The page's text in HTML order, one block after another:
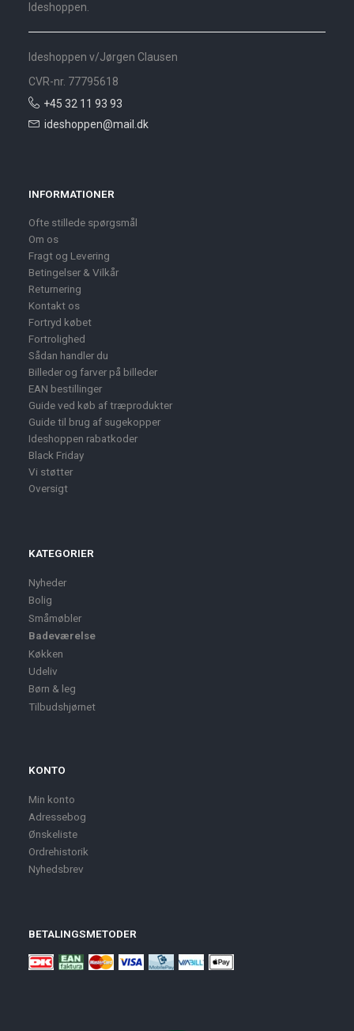
Ideshoppen.
Ideshoppen v/Jørgen Clausen
CVR-nr. 77795618
+45 32 11 93 93
ideshoppen@mail.dk
INFORMATIONER
Ofte stillede spørgsmål
Om os
Fragt og Levering
Betingelser & Vilkår
Returnering
Kontakt os
Fortryd købet
Fortrolighed
Sådan handler du
Billeder og farver på billeder
EAN bestillinger
Guide ved køb af træprodukter
Guide til brug af sugekopper
Ideshoppen rabatkoder
Black Friday
Vi støtter
Oversigt
KATEGORIER
Nyheder
Bolig
Småmøbler
Badeværelse
Køkken
Udeliv
Børn & leg
Tilbudshjørnet
KONTO
Min konto
Adressebog
Ønskeliste
Ordrehistorik
Nyhedsbrev
BETALINGSMETODER